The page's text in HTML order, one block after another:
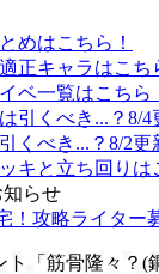
めはこちら！
正キャラはこち
ベ一覧はこちら
引くべき...？8/4
くべき...？8/2更
キと立ち回りは
知らせ
！攻略ライター
「筋骨隆々？(